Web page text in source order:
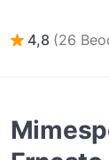
meer
4,8 (26